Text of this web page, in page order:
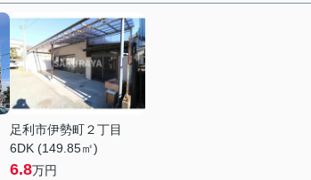
足利市伊勢町２丁目
6DK (149.85㎡)
6.8万円